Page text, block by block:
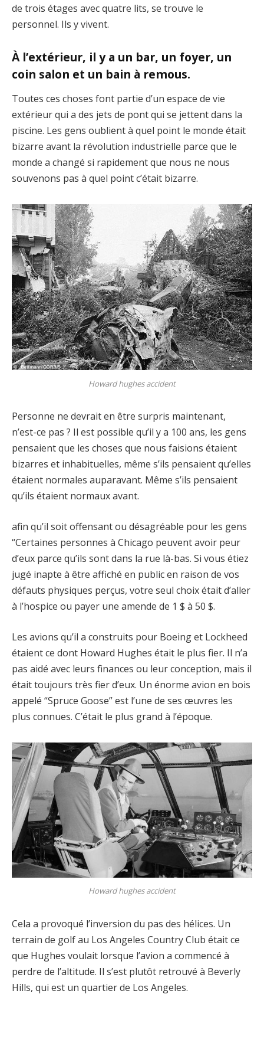
de trois étages avec quatre lits, se trouve le
personnel. Ils y vivent.
À l’extérieur, il y a un bar, un foyer, un
coin salon et un bain à remous.
Toutes ces choses font partie d’un espace de vie
extérieur qui a des jets de pont qui se jettent dans la
piscine. Les gens oublient à quel point le monde était
bizarre avant la révolution industrielle parce que le
monde a changé si rapidement que nous ne nous
souvenons pas à quel point c’était bizarre.
Howard hughes accident
Personne ne devrait en être surpris maintenant,
n’est-ce pas ? Il est possible qu’il y a 100 ans, les gens
pensaient que les choses que nous faisions étaient
bizarres et inhabituelles, même s’ils pensaient qu’elles
étaient normales auparavant. Même s’ils pensaient
qu’ils étaient normaux avant.
afin qu’il soit offensant ou désagréable pour les gens
“Certaines personnes à Chicago peuvent avoir peur
d’eux parce qu’ils sont dans la rue là-bas. Si vous étiez
jugé inapte à être affiché en public en raison de vos
défauts physiques perçus, votre seul choix était d’aller
à l’hospice ou payer une amende de 1 $ à 50 $.
Les avions qu’il a construits pour Boeing et Lockheed
étaient ce dont Howard Hughes était le plus fier. Il n’a
pas aidé avec leurs finances ou leur conception, mais il
était toujours très fier d’eux. Un énorme avion en bois
appelé “Spruce Goose” est l’une de ses œuvres les
plus connues. C’était le plus grand à l’époque.
Howard hughes accident
Cela a provoqué l’inversion du pas des hélices. Un
terrain de golf au Los Angeles Country Club était ce
que Hughes voulait lorsque l’avion a commencé à
perdre de l’altitude. Il s’est plutôt retrouvé à Beverly
Hills, qui est un quartier de Los Angeles.